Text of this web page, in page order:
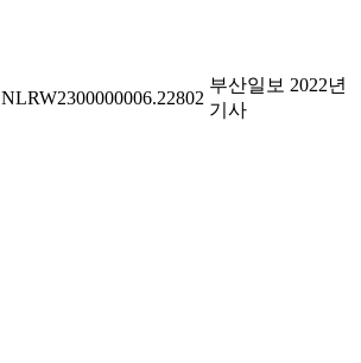
NLRW2300000006.22802
부산일보 2022년
기사